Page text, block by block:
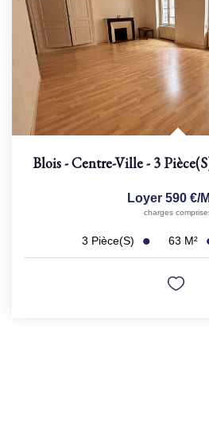
Blois - Centre-Ville - 3
Loyer 590 €/
charges
3 Pièce(s) 63 M²